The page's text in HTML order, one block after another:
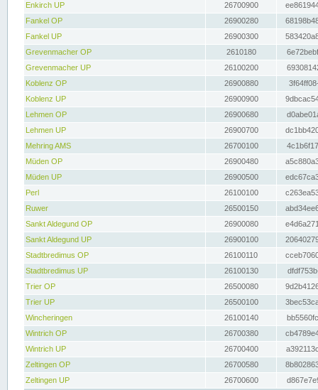
Enkirch UP
26700900
Fankel OP
26900280
Fankel UP
26900300
Grevenmacher OP
2610180
Grevenmacher UP
26100200
Koblenz OP
26900880
Koblenz UP
26900900
Lehmen OP
26900680
Lehmen UP
26900700
Mehring AMS
26700100
Müden OP
26900480
Müden UP
26900500
Perl
26100100
Ruwer
26500150
Sankt Aldegund OP
26900080
Sankt Aldegund UP
26900100
Stadtbredimus OP
26100110
Stadtbredimus UP
26100130
Trier OP
26500080
Trier UP
26500100
Wincheringen
26100140
Wintrich OP
26700380
Wintrich UP
26700400
Zeltingen OP
26700580
Zeltingen UP
26700600